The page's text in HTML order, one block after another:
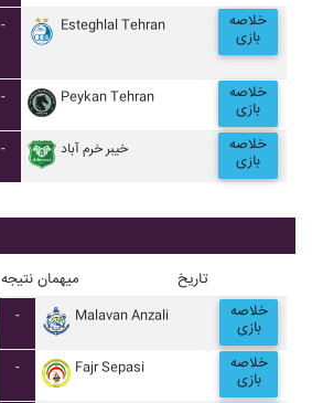
- Esteghlal Tehran خلاصه
بازی
- Peykan Tehran خلاصه
بازی
- خيبر خرم آباد خلاصه
بازی
نتیجه میهمان تاریخ
- Malavan Anzali خلاصه
بازی
- Fajr Sepasi خلاصه
بازی